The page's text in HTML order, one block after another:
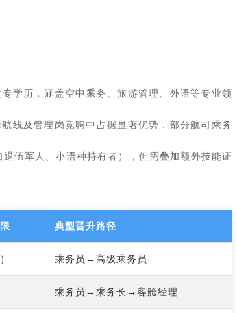
学历，涵盖空中乘务、旅游管理、外语等专业领
线及管理岗竞聘中占据显著优势，部分航司乘务
伍军人、小语种持有者），但需叠加额外技能证
典型晋升路径
乘务员→高级乘务员
乘务员→乘务长→客舱经理